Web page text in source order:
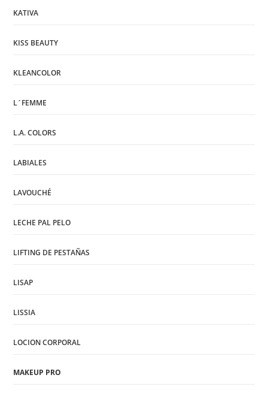
KATIVA
KISS BEAUTY
KLEANCOLOR
L´FEMME
L.A. COLORS
LABIALES
LAVOUCHÉ
LECHE PAL PELO
LIFTING DE PESTAÑAS
LISAP
LISSIA
LOCION CORPORAL
MAKEUP PRO